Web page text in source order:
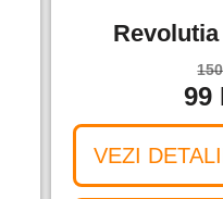
99
VEZI